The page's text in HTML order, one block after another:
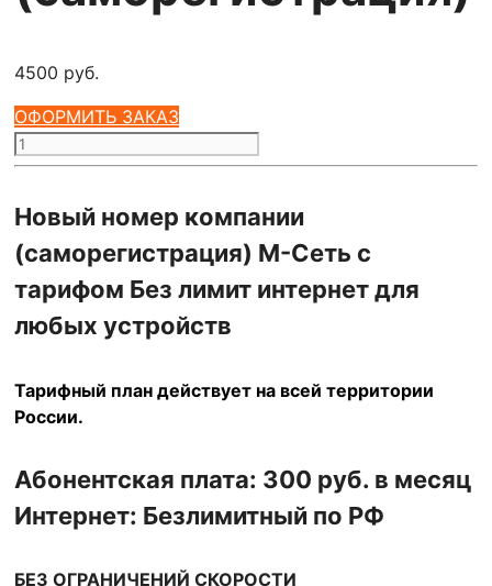
4500 руб.
ОФОРМИТЬ ЗАКАЗ
Количество
товара
Сеть
БЕЗЛИМИТ
роутера
(саморегистрация)
Новый номер компании
(саморегистрация) М-Сеть с
тарифом Без лимит интернет для
любых устройств
Тарифный план действует на всей территории
России.
Абонентская плата: 300 руб. в месяц
Интернет: Безлимитный по РФ
БЕЗ ОГРАНИЧЕНИЙ СКОРОСТИ